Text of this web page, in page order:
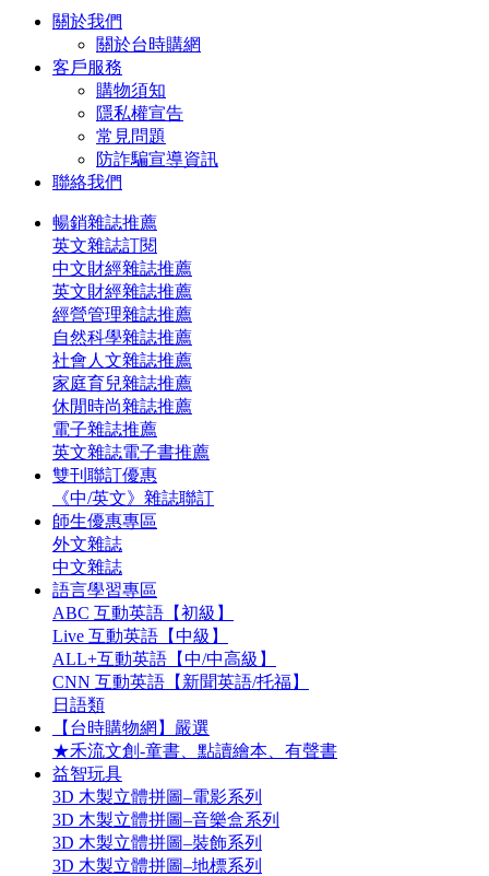
關於我們
關於台時購網
客戶服務
購物須知
隱私權宣告
常見問題
​防詐騙宣導資訊
聯絡我們
暢銷雜誌推薦
英文雜誌訂閱
中文財經雜誌推薦
英文財經雜誌推薦
經營管理雜誌推薦
自然科學雜誌推薦
社會人文雜誌推薦
家庭育兒雜誌推薦
休閒時尚雜誌推薦
電子雜誌推薦
英文雜誌電子書推薦
雙刊聯訂優惠
《中/英文》雜誌聯訂
師生優惠專區
外文雜誌
中文雜誌
語言學習專區
ABC 互動英語【初級】
Live 互動英語【中級】
ALL+互動英語【中/中高級】
CNN 互動英語【新聞英語/托福】
日語類
【台時購物網】嚴選
★禾流文創-童書、點讀繪本、有聲書
益智玩具
3D 木製立體拼圖–電影系列
3D 木製立體拼圖–音樂盒系列
3D 木製立體拼圖–裝飾系列
3D 木製立體拼圖–地標系列